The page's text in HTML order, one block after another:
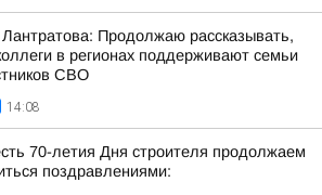
Продолжаю рассказывать,
в регионах поддерживают семьи
СВО
14:08
70-летия Дня строителя продолжаем
поздравлениями: